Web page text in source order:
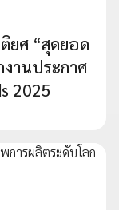
ติยศ “สุดยอด
านประกาศ
2025